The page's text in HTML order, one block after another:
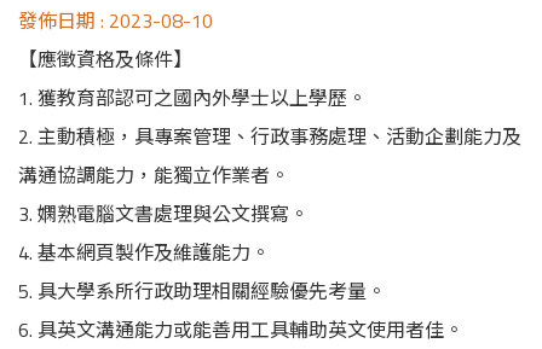
發佈日期 : 2023-08-10
【應徵資格及條件】
1. 獲教育部認可之國內外學士以上學歷。
2. 主動積極，具專案管理、行政事務處理、活動企劃能力及
溝通協調能力，能獨立作業者。
3. 嫻熟電腦文書處理與公文撰寫。
4. 基本網頁製作及維護能力。
5. 具大學系所行政助理相關經驗優先考量。
6. 具英文溝通能力或能善用工具輔助英文使用者佳。